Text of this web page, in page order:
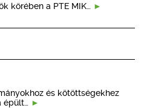
körében a PTE MIK…
és kötöttségekhez
épült…